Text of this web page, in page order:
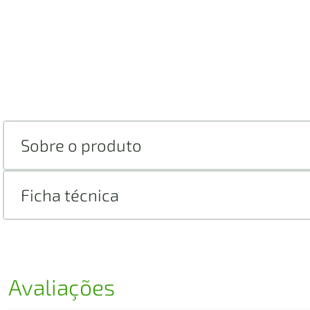
Sobre o produto
Ficha técnica
Avaliações